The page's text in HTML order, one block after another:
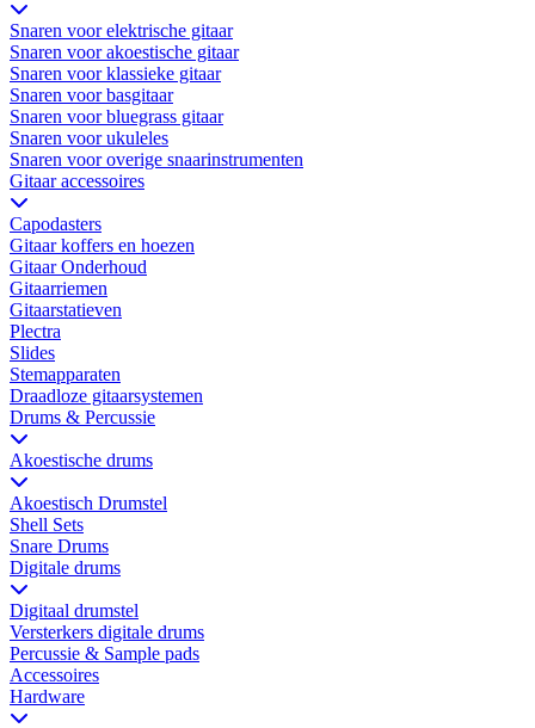
Snaren voor elektrische gitaar
Snaren voor akoestische gitaar
Snaren voor klassieke gitaar
Snaren voor basgitaar
Snaren voor bluegrass gitaar
Snaren voor ukuleles
Snaren voor overige snaarinstrumenten
Gitaar accessoires
Capodasters
Gitaar koffers en hoezen
Gitaar Onderhoud
Gitaarriemen
Gitaarstatieven
Plectra
Slides
Stemapparaten
Draadloze gitaarsystemen
Drums & Percussie
Akoestische drums
Akoestisch Drumstel
Shell Sets
Snare Drums
Digitale drums
Digitaal drumstel
Versterkers digitale drums
Percussie & Sample pads
Accessoires
Hardware